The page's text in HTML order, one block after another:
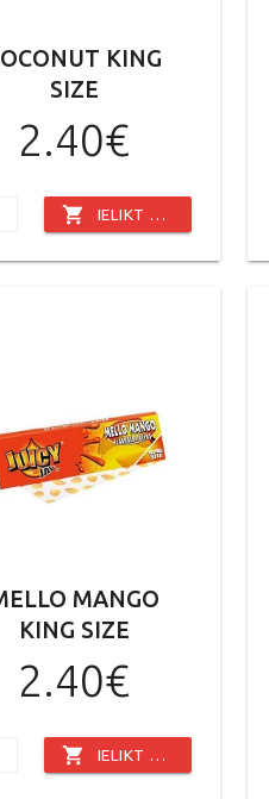
KING
SIZE
2.40€
shopping_cart IELIKT GROZĀ
MANGO
KING SIZE
2.40€
shopping_cart IELIKT GROZĀ